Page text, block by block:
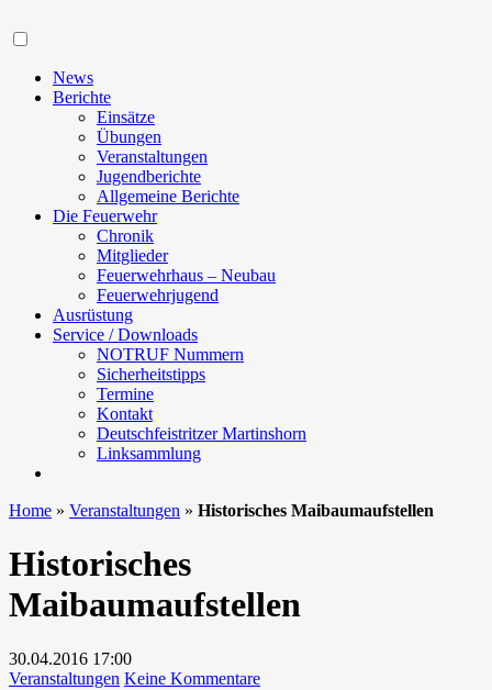
News
Berichte
Einsätze
Übungen
Veranstaltungen
Jugendberichte
Allgemeine Berichte
Die Feuerwehr
Chronik
Mitglieder
Feuerwehrhaus – Neubau
Feuerwehrjugend
Ausrüstung
Service / Downloads
NOTRUF Nummern
Sicherheitstipps
Termine
Kontakt
Deutschfeistritzer Martinshorn
Linksammlung
Home » Veranstaltungen » Historisches Maibaumaufstellen
Historisches
Maibaumaufstellen
30.04.2016 17:00
Veranstaltungen Keine Kommentarezu